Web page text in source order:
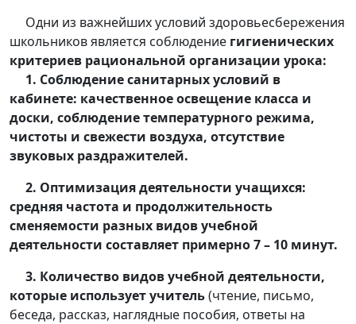
Одни из важнейших условий здоровьесбережения
школьников является соблюдение гигиенических
критериев рациональной организации урока:
1. Соблюдение санитарных условий в
кабинете: качественное освещение класса и
доски, соблюдение температурного режима,
чистоты и свежести воздуха, отсутствие
звуковых раздражителей.
2. Оптимизация деятельности учащихся:
средняя частота и продолжительность
сменяемости разных видов учебной
деятельности составляет примерно 7 – 10 минут.
3. Количество видов учебной деятельности,
которые использует учитель(чтение, письмо,
беседа, рассказ, наглядные пособия, ответы на